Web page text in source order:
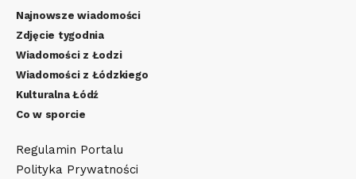
Najnowsze wiadomości
Zdjęcie tygodnia
Wiadomości z Łodzi
Wiadomości z Łódzkiego
Kulturalna Łódź
Co w sporcie
Regulamin Portalu
Polityka Prywatności